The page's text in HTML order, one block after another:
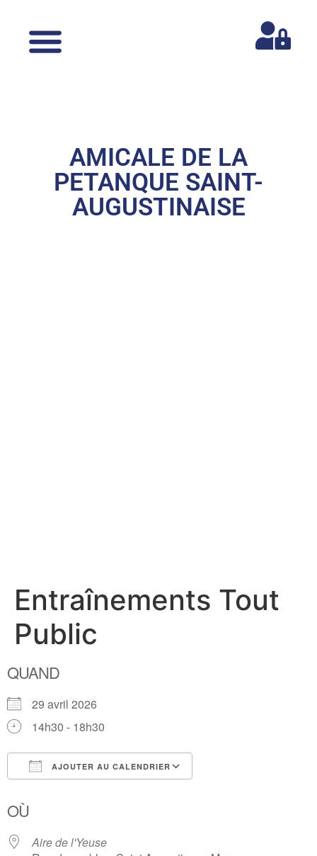
AMICALE DE LA
PETANQUE SAINT-
AUGUSTINAISE
Entraînements Tout
Public
QUAND
29 avril 2026
14h30 - 18h30
AJOUTER AU CALENDRIER
OÙ
Aire de l'Yeuse